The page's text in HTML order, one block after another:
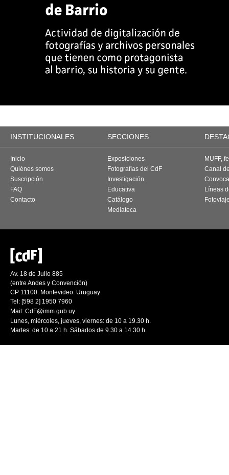
INSTITUCIONALES SECCIONES
Inicio
Quiénes somos
Suscripción
FAQ
Contacto
Exposiciones
Fotografías del CdF
Investigación
Educativa
Catálogo
Mediateca
MUFF,
Canal
Líneas
Av. 18 de Julio 885
(entre Andes y Convención)
CP 11100. Montevideo. Uruguay
Tel: [598 2] 1950 7960
Mail: CdF@imm.gub.uy
Lunes, miércoles, jueves, viernes: de 10 a 19.30 h.
Martes: de 10 a 21 h. Sábados de 9.30 a 14.30 h.